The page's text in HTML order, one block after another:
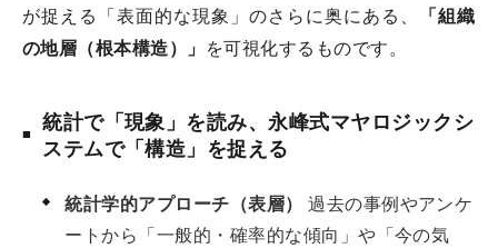
が捉える「表面的な現象」のさらに奥にある、
「組織
の地層（根本構造）」 を可視化するものです。
統計で「現象」を読み、永峰式マヤロジックシ
ステムで「構造」を捉える
統計学的アプローチ（表層）
過去の事例やアンケ
ートから「一般的・確率的な傾向」や「今の気